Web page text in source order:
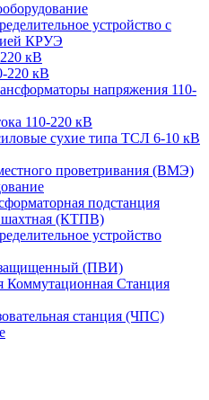
устройство с
КРУЭ
кВ
220 кВ
напряжения 110-
110-220 кВ
сухие типа ТСЛ 6-10 кВ
проветривания (ВМЭ)
подстанция
шахтная (КТПВ)
устройство
(ПВИ)
Коммутационная Станция
станция (ЧПС)